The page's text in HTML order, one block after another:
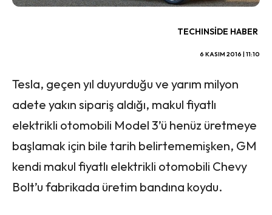
TECHINSIDE HABER
6 KASIM 2016 | 11:10
Tesla, geçen yıl duyurduğu ve yarım milyon
adete yakın sipariş aldığı, makul fiyatlı
elektrikli otomobili Model 3’ü henüz üretmeye
başlamak için bile tarih belirtememişken, GM
kendi makul fiyatlı elektrikli otomobili Chevy
Bolt’u fabrikada üretim bandına koydu.